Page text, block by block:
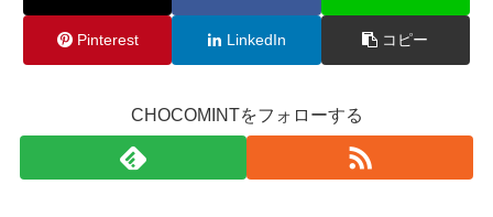
Pinterest LinkedIn コピー
CHOCOMINTをフォローする